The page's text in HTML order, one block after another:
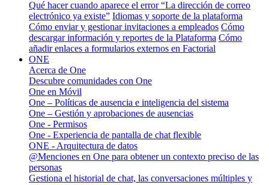
Qué hacer cuando aparece el error “La dirección de correo
electrónico ya existe” Idiomas y soporte de la plataforma
Cómo enviar y gestionar invitaciones a empleados Cómo
descargar información y reportes de la Plataforma Cómo
añadir enlaces a formularios externos en Factorial
ONE
Acerca de One
Descubre comunidades con One
One en Móvil
One – Políticas de ausencia e inteligencia del sistema
One – Gestión y aprobaciones de ausencias
One - Permisos
One - Experiencia de pantalla de chat flexible
ONE - Arquitectura de datos
@Menciones en One para obtener un contexto preciso de las
personas
Gestiona el historial de chat, las conversaciones múltiples y